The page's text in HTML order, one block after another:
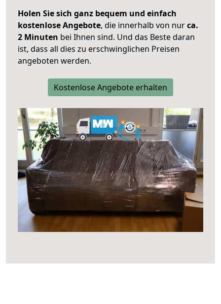
Holen Sie sich ganz bequem und einfach
kostenlose Angebote, die innerhalb von nurca.
2 Minuten bei Ihnen sind. Und das Beste daran
ist, dass all dies zu erschwinglichen Preisen
angeboten werden.
Kostenlose Angebote erhalten